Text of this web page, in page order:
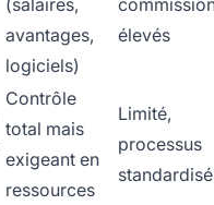
avantages,
logiciels)
élevés
Contrôle
total mais
exigeant en
ressources
Limité,
processus